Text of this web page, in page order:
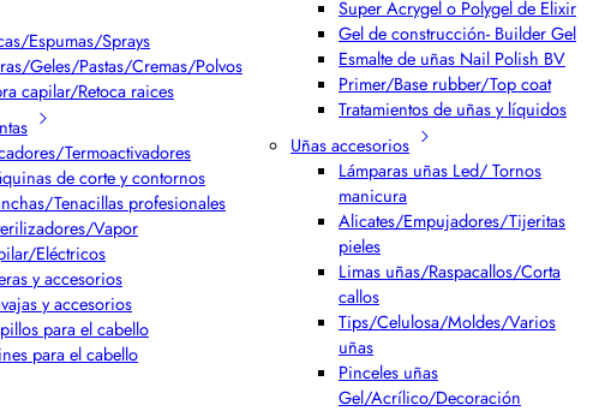
Espumas/Sprays
Geles/Pastas/Cremas/Polvos
capilar/Retoca raices
Termoactivadores
de corte y contornos
Tenacillas profesionales
Vapor
Eléctricos
y accesorios
y accesorios
para el cabello
para el cabello
Super Acrygel o Polygel de Elixir
Gel de construcción- Builder Gel
Esmalte de uñas Nail Polish BV
Primer/Base rubber/Top coat
Tratamientos de uñas y líquidos
Uñas accesorios
Lámparas uñas Led/ Tornos
manicura
Alicates/Empujadores/Tijeritas
pieles
Limas uñas/Raspacallos/Corta
callos
Tips/Celulosa/Moldes/Varios
uñas
Pinceles uñas
Gel/Acrílico/Decoración